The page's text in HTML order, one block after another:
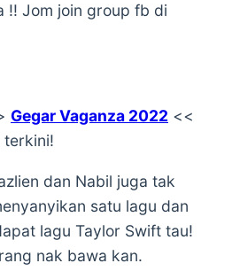
!! Jom join group fb di
Gegar Vaganza 2022 <<
terkini!
dan Nabil juga tak
satu lagu dan
lagu Taylor Swift tau!
nak bawa kan.